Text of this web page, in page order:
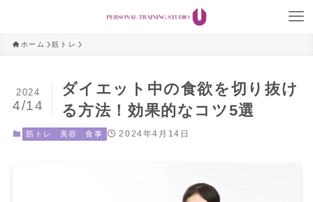
ホーム 筋トレ
ダイエット中の食欲を切り抜け
る方法！効果的なコツ5選
2024
4/14
筋トレ 美容 食事 2024年4月14日